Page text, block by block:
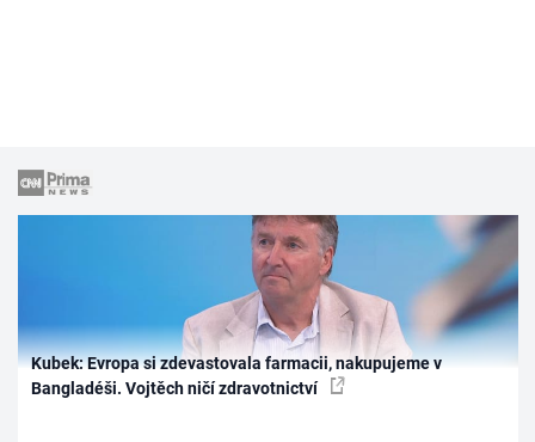
Kubek: Evropa si zdevastovala farmacii, nakupujeme v
Bangladéši. Vojtěch ničí zdravotnictví